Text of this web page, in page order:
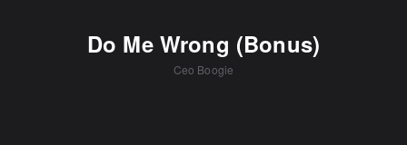
Do Me Wrong (Bonus)
Ceo Boogie